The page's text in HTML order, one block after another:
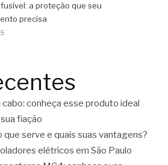
a proteção que seu
precisa
conheça esse produto ideal
fiação
que serve e quais suas vantagens?
elétricos em São Paulo